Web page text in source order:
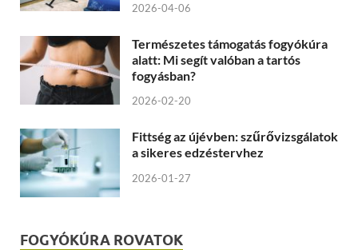
2026-04-06
Természetes támogatás fogyókúra
alatt: Mi segít valóban a tartós
fogyásban?
2026-02-20
Fittség az újévben: szűrővizsgálatok
a sikeres edzéstervhez
2026-01-27
FOGYÓKÚRA ROVATOK